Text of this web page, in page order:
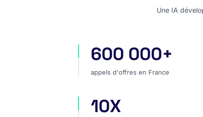
Une IA
appels d'offres en France
600 000+
appels d'offres en France
plus rapide pour analyser un
10X